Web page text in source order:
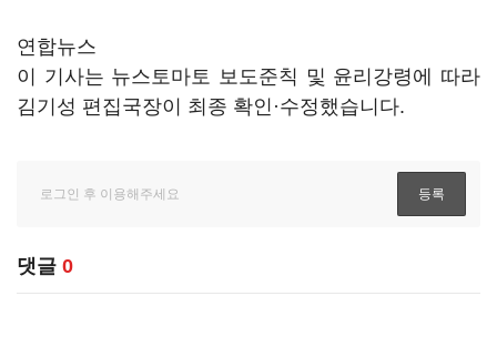
연합뉴스
이 기사는 뉴스토마토 보도준칙 및 윤리강령에 따라
김기성 편집국장이 최종 확인·수정했습니다.
댓글 0